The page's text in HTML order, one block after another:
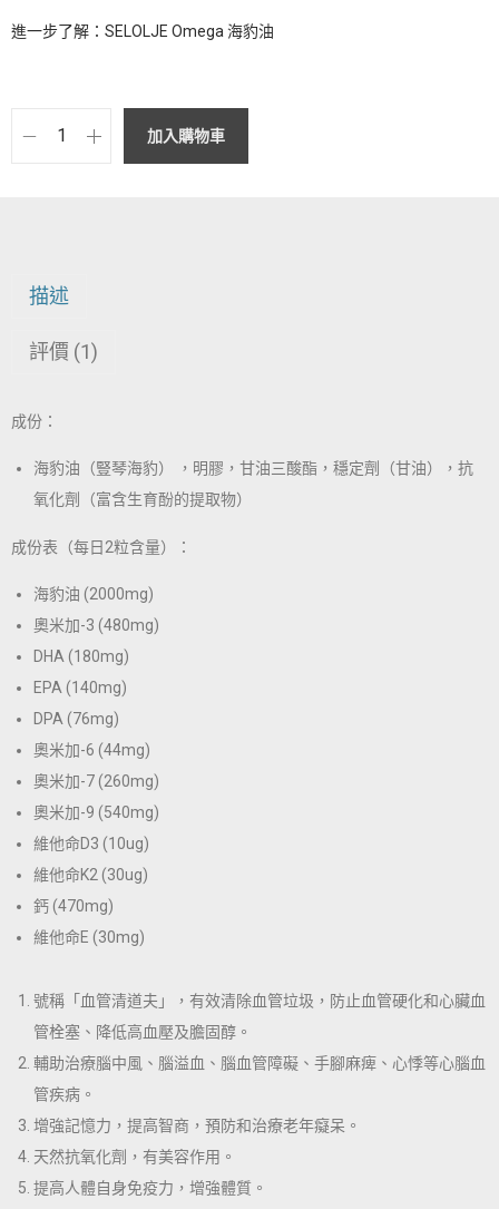
進一步了解：SELOLJE Omega 海豹油
加入購物車
描述
評價 (1)
成份：
海豹油（豎琴海豹） ，明膠，甘油三酸酯，穩定劑（甘油），抗
氧化劑（富含生育酚的提取物）
成份表（每日2粒含量）：
海豹油 (2000mg)
奧米加-3 (480mg)
DHA (180mg)
EPA (140mg)
DPA (76mg)
奧米加-6 (44mg)
奧米加-7 (260mg)
奧米加-9 (540mg)
維他命D3 (10ug)
維他命K2 (30ug)
鈣 (470mg)
維他命E (30mg)
號稱 「血管清道夫」
，有效清除血管垃圾，防止血管硬化和心臟血
管栓塞、降低高血壓及膽固醇。
輔助治療腦中風、腦溢血、腦血管障礙、手腳麻痺、心悸等心腦血
管疾病。
增強記憶力，提高智商，預防和治療老年癡呆。
天然抗氧化劑，有美容作用。
提高人體自身免疫力，增強體質。